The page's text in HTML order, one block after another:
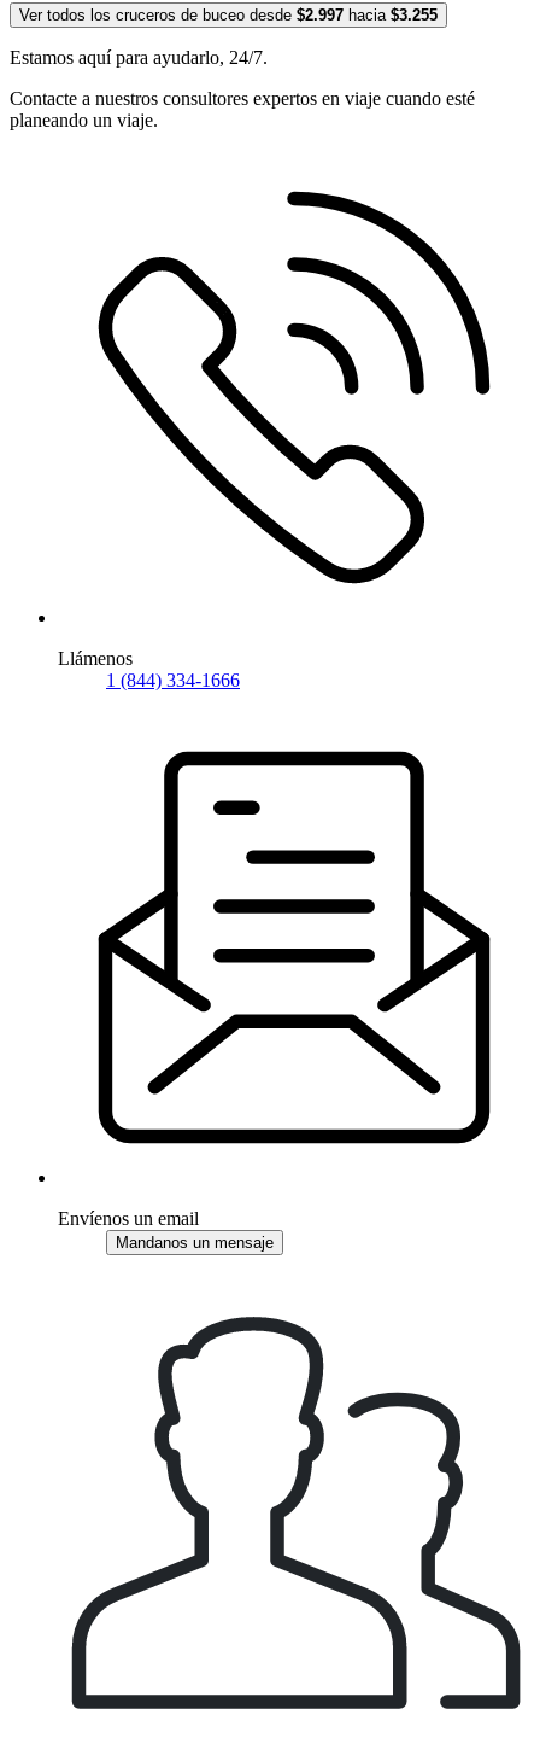
Ver todos los cruceros de buceo desde $2.997 hacia $3.255
Estamos aquí para ayudarlo, 24/7.
Contacte a nuestros consultores expertos en viaje cuando esté
planeando un viaje.
Llámenos
1 (844) 334-1666
Envíenos un email
Mandanos un mensaje